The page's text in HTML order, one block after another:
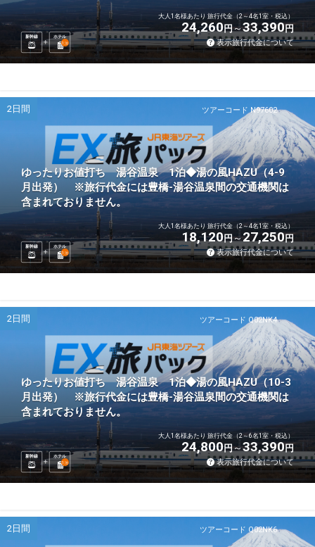
新幹線
ホテル
1 泊
大人1名様あたり 旅行代金（2～4名1室・税込）
24,260円 33,390円
表示旅行代金について
ツアーコード N97602
2日間
ゆったりお値打ち 湯谷温泉 1泊◆湯の風HAZU（4-9
月出発） ※旅行代金には豊橋-湯谷温泉間の交通機関は
含まれておりません。
新幹線
ホテル
1 泊
大人1名様あたり 旅行代金（2～4名1室・税込）
18,120円 27,250円
表示旅行代金について
ツアーコード Q02NK4
2日間
ゆったりお値打ち 湯谷温泉 1泊◆湯の風HAZU（10-3
月出発） ※旅行代金には豊橋-湯谷温泉間の交通機関は
含まれておりません。
新幹線
ホテル
1 泊
大人1名様あたり 旅行代金（2～6名1室・税込）
24,800円 33,390円
表示旅行代金について
ツアーコード Q02NK6
2日間